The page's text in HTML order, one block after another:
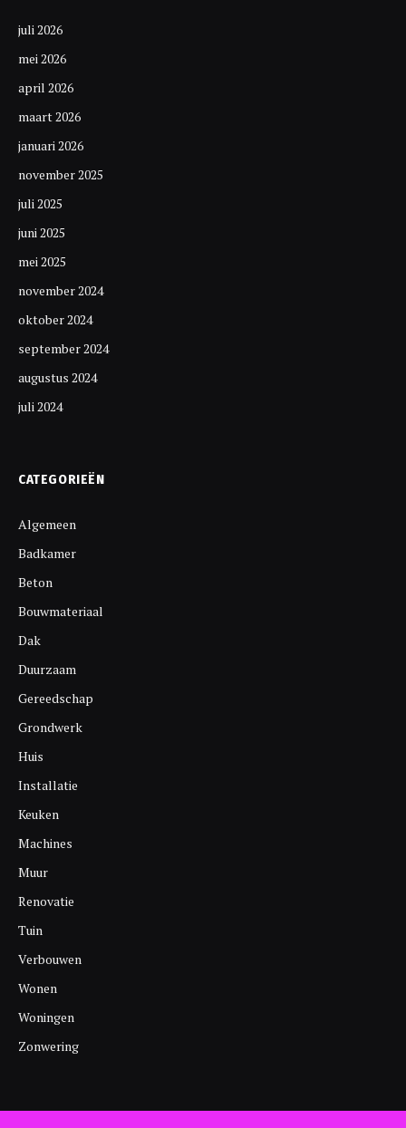
juli 2026
mei 2026
april 2026
maart 2026
januari 2026
november 2025
juli 2025
juni 2025
mei 2025
november 2024
oktober 2024
september 2024
augustus 2024
juli 2024
CATEGORIEËN
Algemeen
Badkamer
Beton
Bouwmateriaal
Dak
Duurzaam
Gereedschap
Grondwerk
Huis
Installatie
Keuken
Machines
Muur
Renovatie
Tuin
Verbouwen
Wonen
Woningen
Zonwering